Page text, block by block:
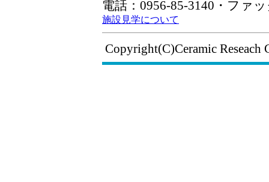
電話：0956-85-3140・ファ
施設見学について
Copyright(C)Ceramic